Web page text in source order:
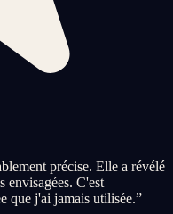
précise. Elle a révélé
envisagées. C'est
que j'ai jamais utilisée.”